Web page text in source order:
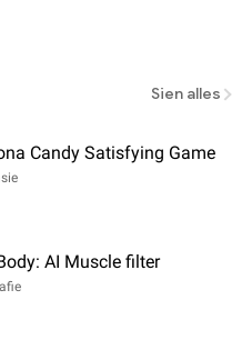
Sien alles
Candy Satisfying Game
AI Muscle filter